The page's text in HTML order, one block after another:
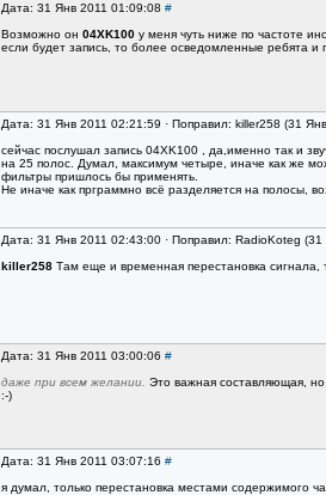
Дата: 31 Янв 2011 01:09:08 #
Возможно он 04XK100 у меня чуть ниже по частоте
если будет запись, то более осведомленные ребята и
Дата: 31 Янв 2011 02:21:59 · Поправил: killer258 (31
сейчас послушал запись 04XK100 , да,именно так и
на 25 полос. Думал, максимум четыре, иначе как же
фильтры пришлось бы применять.
Не иначе как прграммно всё разделяется на полосы,
Дата: 31 Янв 2011 02:43:00 · Поправил: RadioKoteg
killer258 Там еще и временная перестановка сигнала,
Дата: 31 Янв 2011 03:00:06 #
даже при всем желании. Это важная составляющая,
:-)
Дата: 31 Янв 2011 03:07:16 #
я думал, только перестановка местами содержимого